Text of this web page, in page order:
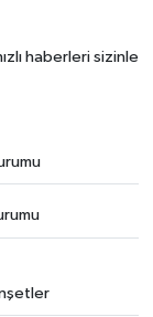
haberleri sizinle